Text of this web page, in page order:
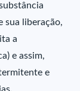
sua liberação,
a
e assim,
e